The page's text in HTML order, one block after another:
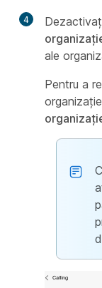
4
ale
Pentru a